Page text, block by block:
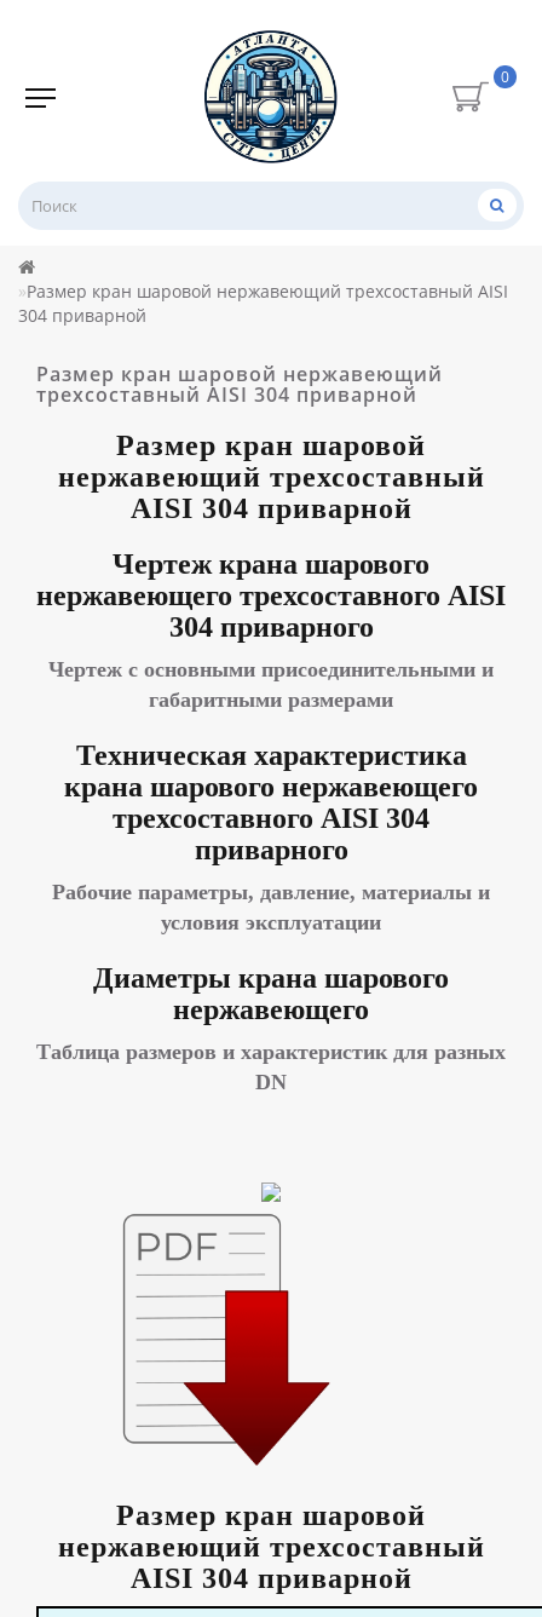
0
Размер кран шаровой нержавеющий трехсоставный AISI
304 приварной
Размер кран шаровой нержавеющий
трехсоставный AISI 304 приварной
Размер кран шаровой
нержавеющий трехсоставный
AISI 304 приварной
Чертеж крана шарового
нержавеющего трехсоставного AISI
304 приварного
Чертеж с основными присоединительными и
габаритными размерами
Техническая характеристика
крана шарового нержавеющего
трехсоставного AISI 304
приварного
Рабочие параметры, давление, материалы и
условия эксплуатации
Диаметры крана шарового
нержавеющего
Таблица размеров и характеристик для разных
DN
Размер кран шаровой
нержавеющий трехсоставный
AISI 304 приварной